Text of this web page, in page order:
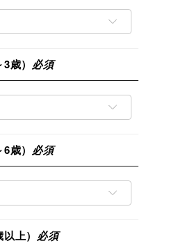
歳） 必須
歳） 必須
上） 必須